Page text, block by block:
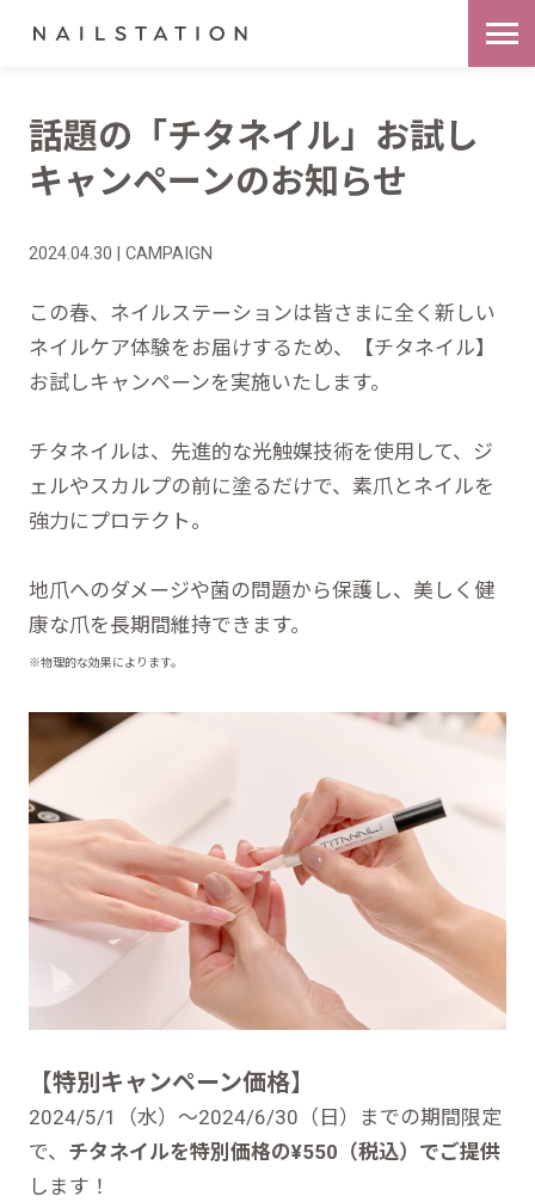
話題の「チタネイル」お試し
キャンペーンのお知らせ
2024.04.30 | CAMPAIGN
この春、ネイルステーションは皆さまに全く新しい
ネイルケア体験をお届けするため、【チタネイル】
お試しキャンペーンを実施いたします。
チタネイルは、先進的な光触媒技術を使用して、ジ
ェルやスカルプの前に塗るだけで、素爪とネイルを
強力にプロテクト。
地爪へのダメージや菌の問題から保護し、美しく健
康な爪を長期間維持できます。
※物理的な効果によります。
【特別キャンペーン価格】
2024/5/1（水）〜2024/6/30（日）までの期間限定
で、 チタネイルを特別価格の¥550（税込）でご提供
します！